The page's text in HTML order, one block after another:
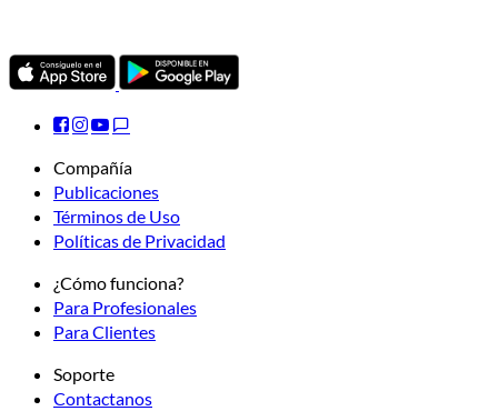
Compañía
Publicaciones
Términos de Uso
Políticas de Privacidad
¿Cómo funciona?
Para Profesionales
Para Clientes
Soporte
Contactanos